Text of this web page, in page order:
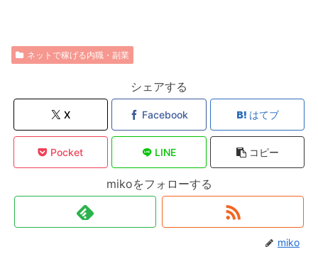
ネットで稼げる内職・副業
シェアする
X Facebook はてブ
Pocket LINE コピー
mikoをフォローする
miko